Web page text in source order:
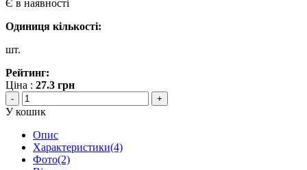
Є в наявності
Одиниця кількості:
шт.
Рейтинг:
Ціна : 27.3 грн
- +
У кошик
Опис
Характеристики(4)
Фото(2)